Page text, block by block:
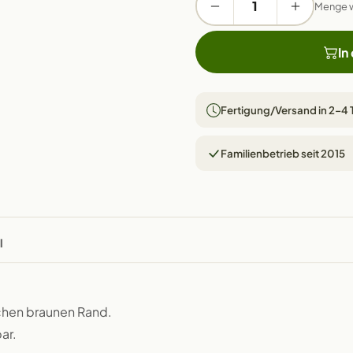
Menge
In
Fertigung/Versand in 2–4
Familienbetrieb seit 2015
braunen Rand.